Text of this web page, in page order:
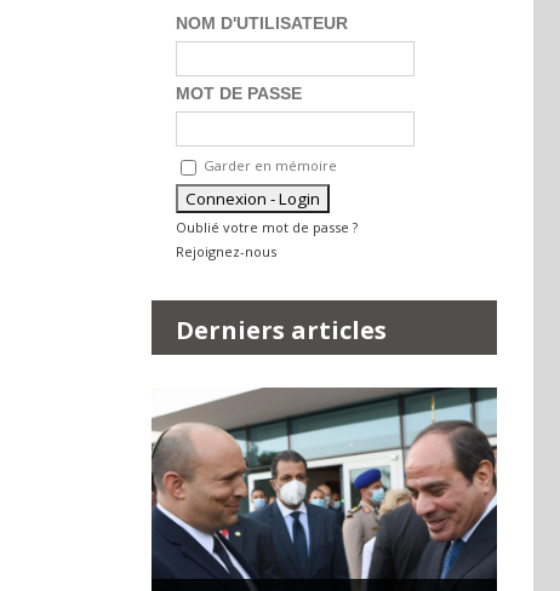
NOM D'UTILISATEUR
MOT DE PASSE
Garder en mémoire
Oublié votre mot de passe ?
Rejoignez-nous
Derniers articles